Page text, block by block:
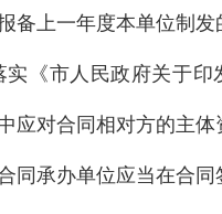
备上一年度本单位制发
实《市人民政府关于印
应对合同相对方的主
同承办单位应当在合